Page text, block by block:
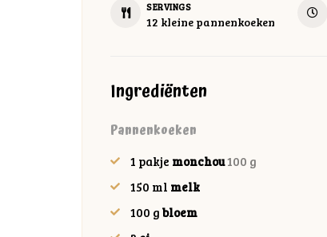
SERVINGS
12 kleine pannenkoeken
Ingrediënten
Pannenkoeken
1 pakje monchou100 g
150 ml melk
100 g bloem